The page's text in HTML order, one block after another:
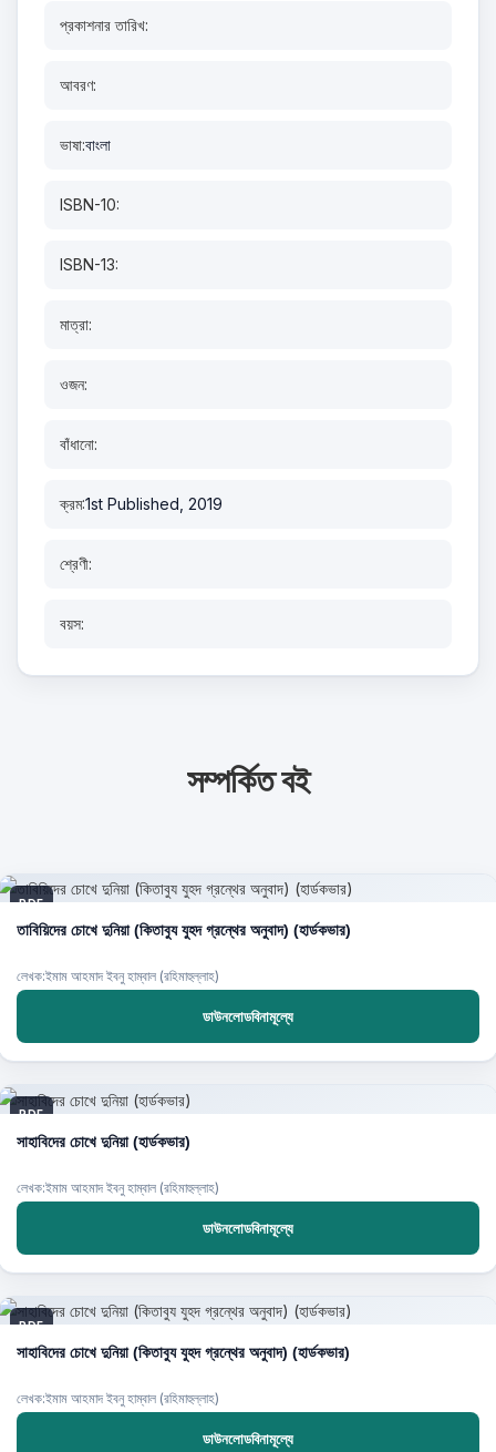
প্রকাশনার তারিখ:
আবরণ:
ভাষা:বাংলা
ISBN-10:
ISBN-13:
মাত্রা:
ওজন:
বাঁধানো:
ক্রম:1st Published, 2019
শ্রেণী:
বয়স:
সম্পর্কিত বই
PDF
তাবিয়িদের চোখে দুনিয়া (কিতাবুয যুহদ গ্রন্থের অনুবাদ) (হার্ডকভার)
লেখক:ইমাম আহমাদ ইবনু হাম্বাল (রহিমাহুল্লাহ)
ডাউনলোডবিনামূল্যে
PDF
সাহাবিদের চোখে দুনিয়া (হার্ডকভার)
লেখক:ইমাম আহমাদ ইবনু হাম্বাল (রহিমাহুল্লাহ)
ডাউনলোডবিনামূল্যে
PDF
সাহাবিদের চোখে দুনিয়া (কিতাবুয যুহদ গ্রন্থের অনুবাদ) (হার্ডকভার)
লেখক:ইমাম আহমাদ ইবনু হাম্বাল (রহিমাহুল্লাহ)
ডাউনলোডবিনামূল্যে